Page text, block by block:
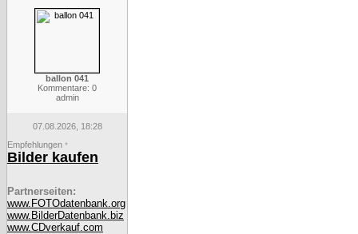
ballon 041
Kommentare: 0
admin
07.08.2026, 18:28
Empfehlungen *
Bilder kaufen
Partnerseiten:
www.FOTOdatenbank.org
www.BilderDatenbank.biz
www.CDverkauf.com